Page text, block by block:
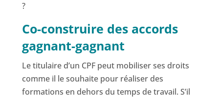
?
Co-construire des accords
gagnant-gagnant
Le titulaire d’un CPF peut mobiliser ses droits
comme il le souhaite pour réaliser des
formations en dehors du temps de travail. S’il